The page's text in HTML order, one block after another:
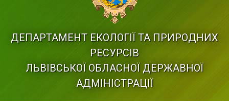
ДЕПАРТАМЕНТ ЕКОЛОГІЇ ТА ПРИРОДНИХ
РЕСУРСІВ
ЛЬВІВСЬКОЇ ОБЛАСНОЇ ДЕРЖАВНОЇ
АДМІНІСТРАЦІЇ